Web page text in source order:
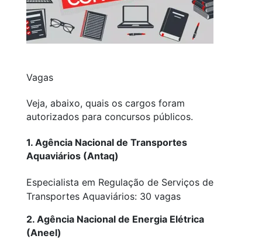
Vagas
Veja, abaixo, quais os cargos foram
autorizados para concursos públicos.
1. Agência Nacional de Transportes
Aquaviários (Antaq)
Especialista em Regulação de Serviços de
Transportes Aquaviários: 30 vagas
2. Agência Nacional de Energia Elétrica
(Aneel)